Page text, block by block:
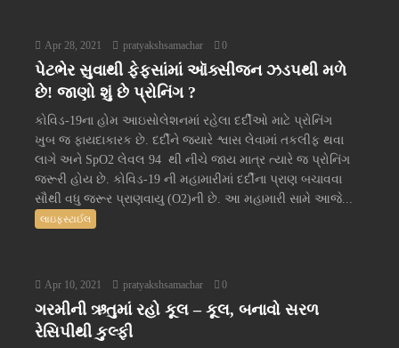
Apr 28, 2021 pratyakshsamachar 0
પેટભેર સુવાથી ફેફસાંમાં ઑક્સીજન ઝડપથી મળે
છે! જાણો શું છે પ્રોનિંગ ?
કોવિડ-19ના હોમ આઇસોલેશનમાં રહેલા દર્દીઓ માટે પ્રોનિંગ
ખુબ જ ફાયદાકારક છે. દર્દીને જ્યારે શ્વાસ લેવામાં તકલીફ થવા
લાગે અને SpO2 લેવલ 94 થી નીચે જાય માત્ર ત્યારે જ પ્રોનિંગ
જરૂરી હોય છે. કોવિડ-19 ની મહામારીમાં દર્દીના પ્રાણ બચાવવા
સૌથી વધુ જરૂર પ્રાણવાયુ (O2)ની છે. આ મહામારી સામે આજે...
લાઇફસ્ટાઈલ
Apr 10, 2021 pratyakshsamachar 0
ગરમીની ઋતુમાં રહો કૂલ – કૂલ, બનાવો સરળ
રેસિપીથી કુલ્ફી